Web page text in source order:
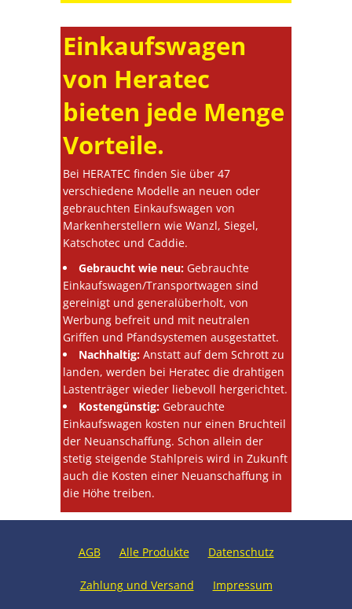
Einkaufswagen
von Heratec
bieten jede Menge
Vorteile.
Bei HERATEC finden Sie über 47
verschiedene Modelle an neuen oder
gebrauchten Einkaufswagen von
Markenherstellern wie Wanzl, Siegel,
Katschotec und Caddie.
Gebraucht wie neu: Gebrauchte
Einkaufswagen/Transportwagen sind
gereinigt und generalüberholt, von
Werbung befreit und mit neutralen
Griffen und Pfandsystemen ausgestattet.
Nachhaltig: Anstatt auf dem Schrott zu
landen, werden bei Heratec die drahtigen
Lastenträger wieder liebevoll hergerichtet.
Kostengünstig: Gebrauchte
Einkaufswagen kosten nur einen Bruchteil
der Neuanschaffung. Schon allein der
stetig steigende Stahlpreis wird in Zukunft
auch die Kosten einer Neuanschaffung in
die Höhe treiben.
AGB Alle Produkte Datenschutz
Zahlung und Versand Impressum